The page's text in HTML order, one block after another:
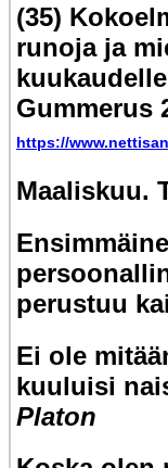
(35)
runoja ja
Gummerus
https://
Maaliskuu.
perustuu
Ei ole
kuuluisi
Platon